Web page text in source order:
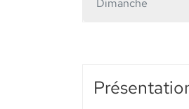
Horaires